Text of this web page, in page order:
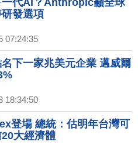
一代AI？Anthropic籲全球
發選項
07:24:35
下一家兆美元企業 邁威爾
18:34:50
登場 總統：估明年台灣可
大經濟體